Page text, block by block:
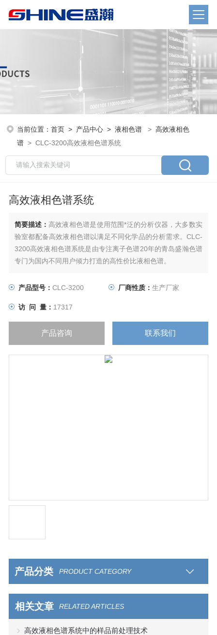
当前位置：首页 > 产品中心 >液相色谱 >高效液相色
谱 > CLC-3200高效液相色谱系统
高效液相色谱系统
简要描述： 高效液相色谱是使用范围*泛的分析仪器，大多数实
验室都配备高效液相色谱以满足不同化学品的分析需求。CLC-
3200高效液相色谱系统是由专注离子色谱20年的青岛盛瀚色谱
专门为国内不同用户倾力打造的高性价比液相色谱。
产品型号： CLC-3200 厂商性质： 生产厂家
访 问 量： 17317
产品咨询 联系我们
产品分类 PRODUCT CATEGORY
相关文章 RELATED ARTICLES
高效液相色谱系统中的样品前处理技术